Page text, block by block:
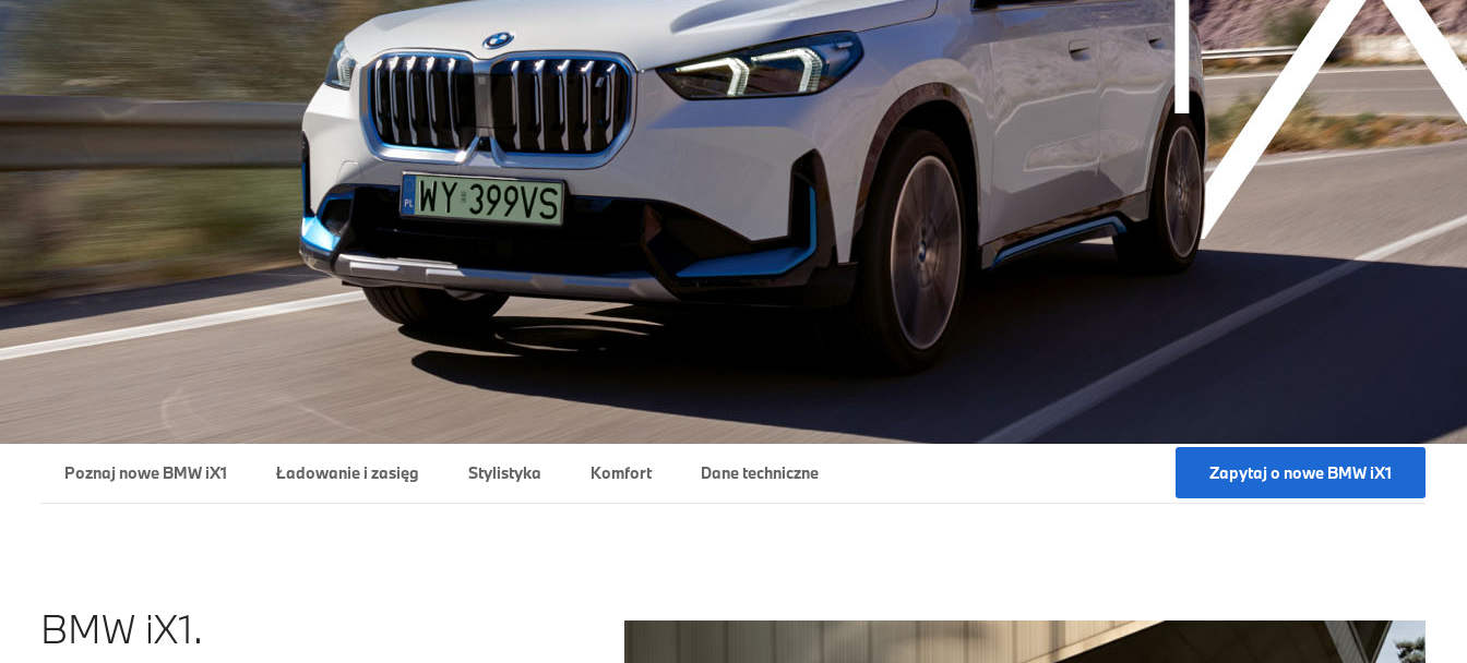
Zapytaj o nowe BMW iX1
Poznaj nowe BMW iX1 Ładowanie i zasięg Stylistyka Komfort Dane techniczne
BMW iX1.